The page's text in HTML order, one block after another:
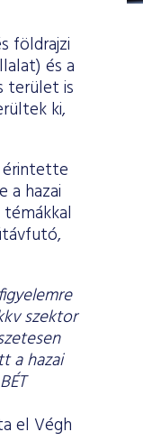
földrajzi
és a
terület is
ki,
érintette
a hazai
szektor
a hazai
el Végh